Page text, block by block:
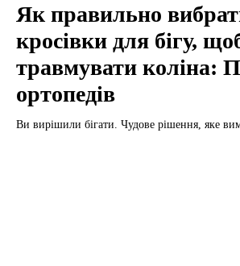
Як правильно
кросівки для бігу,
травмувати коліна:
ортопедів
Ви вирішили бігати. Чудове рішення, яке